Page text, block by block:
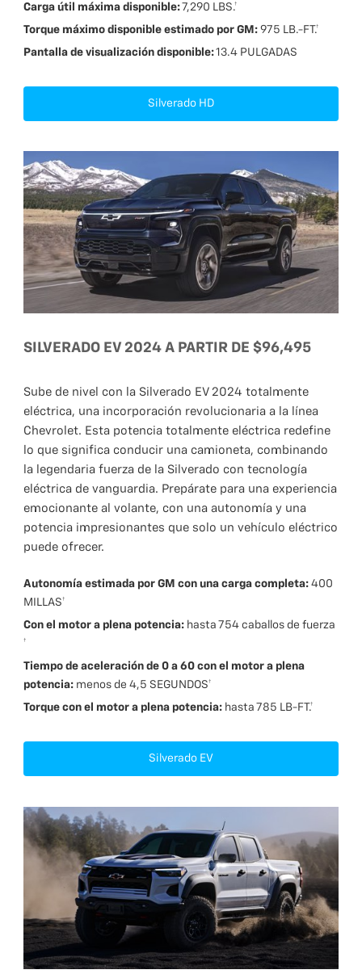
Carga útil máxima disponible:7,290 LBS.†
Torque máximo disponible estimado por GM: 975 LB.-FT.†
Pantalla de visualización disponible:13.4 PULGADAS
Silverado HD
SILVERADO EV 2024 A PARTIR DE $96,495
Sube de nivel con la Silverado EV 2024 totalmente
eléctrica, una incorporación revolucionaria a la línea
Chevrolet. Esta potencia totalmente eléctrica redefine
lo que significa conducir una camioneta, combinando
la legendaria fuerza de la Silverado con tecnología
eléctrica de vanguardia. Prepárate para una experiencia
emocionante al volante, con una autonomía y una
potencia impresionantes que solo un vehículo eléctrico
puede ofrecer.
Autonomía estimada por GM con una carga completa: 400
MILLAS†
Con el motor a plena potencia: hasta 754 caballos de fuerza
†
Tiempo de aceleración de 0 a 60 con el motor a plena
potencia: menos de 4,5 SEGUNDOS†
Torque con el motor a plena potencia: hasta 785 LB-FT.†
Silverado EV